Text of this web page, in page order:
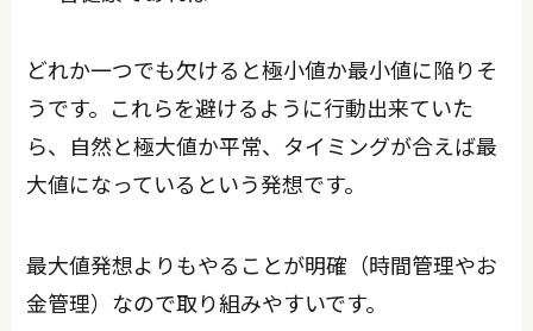
どれか一つでも欠けると極小値か最小値に陥りそ
うです。これらを避けるように行動出来ていた
ら、自然と極大値か平常、タイミングが合えば最
大値になっているという発想です。
最大値発想よりもやることが明確（時間管理やお
金管理）なので取り組みやすいです。